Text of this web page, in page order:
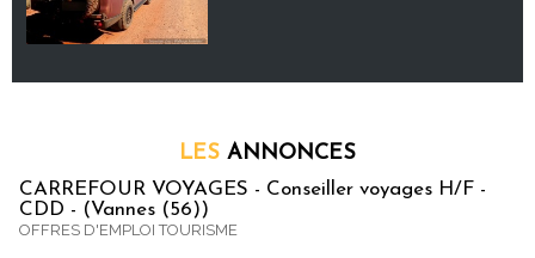
LES ANNONCES
CARREFOUR VOYAGES - Conseiller voyages H/F -
CDD - (Vannes (56))
OFFRES D'EMPLOI TOURISME